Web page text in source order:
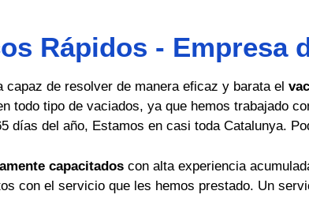
Rápidos - Empresa
capaz de resolver de manera eficaz y barata el
todo tipo de vaciados, ya que hemos trabajado
días del año, Estamos en casi toda Catalunya.
capacitados con alta experiencia
con el servicio que les hemos prestado. Un